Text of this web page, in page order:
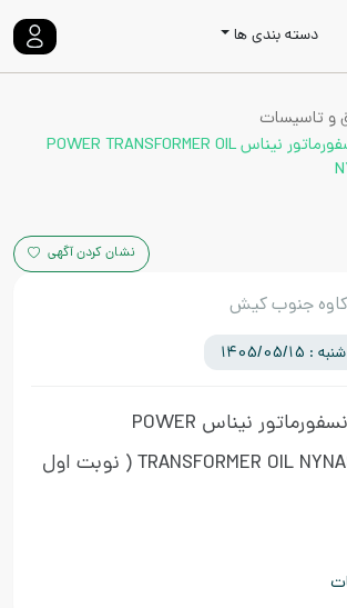
دسته بندی ها
و تاسیسات
تأمین روغن ترانسفورماتور نیناس POWER TRANSFORMER OIL
نشان کردن آگهی
کاوه جنوب کیش
1405/05/15
تأمین روغن ترانسفورماتور نیناس POWER
TRANSFORMER OIL( نوبت اول